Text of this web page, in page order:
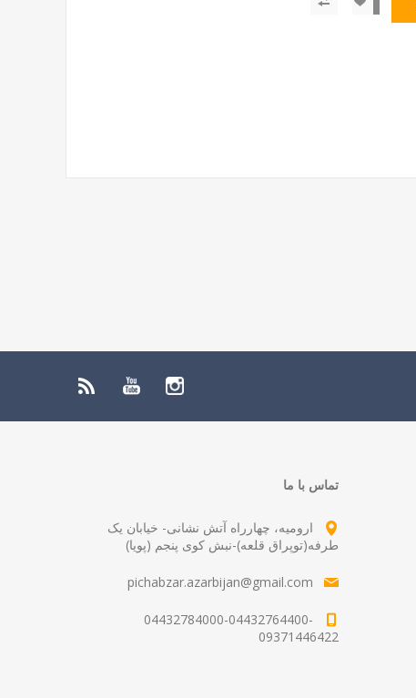
تماس با ما
ارومیه، چهارراه آتش نشانی- خیابان یک
طرفه(توپراق قلعه)-نبش کوی پنجم (پویا)
pichabzar.azarbijan@gmail.com
04432784000-04432764400-
09371446422